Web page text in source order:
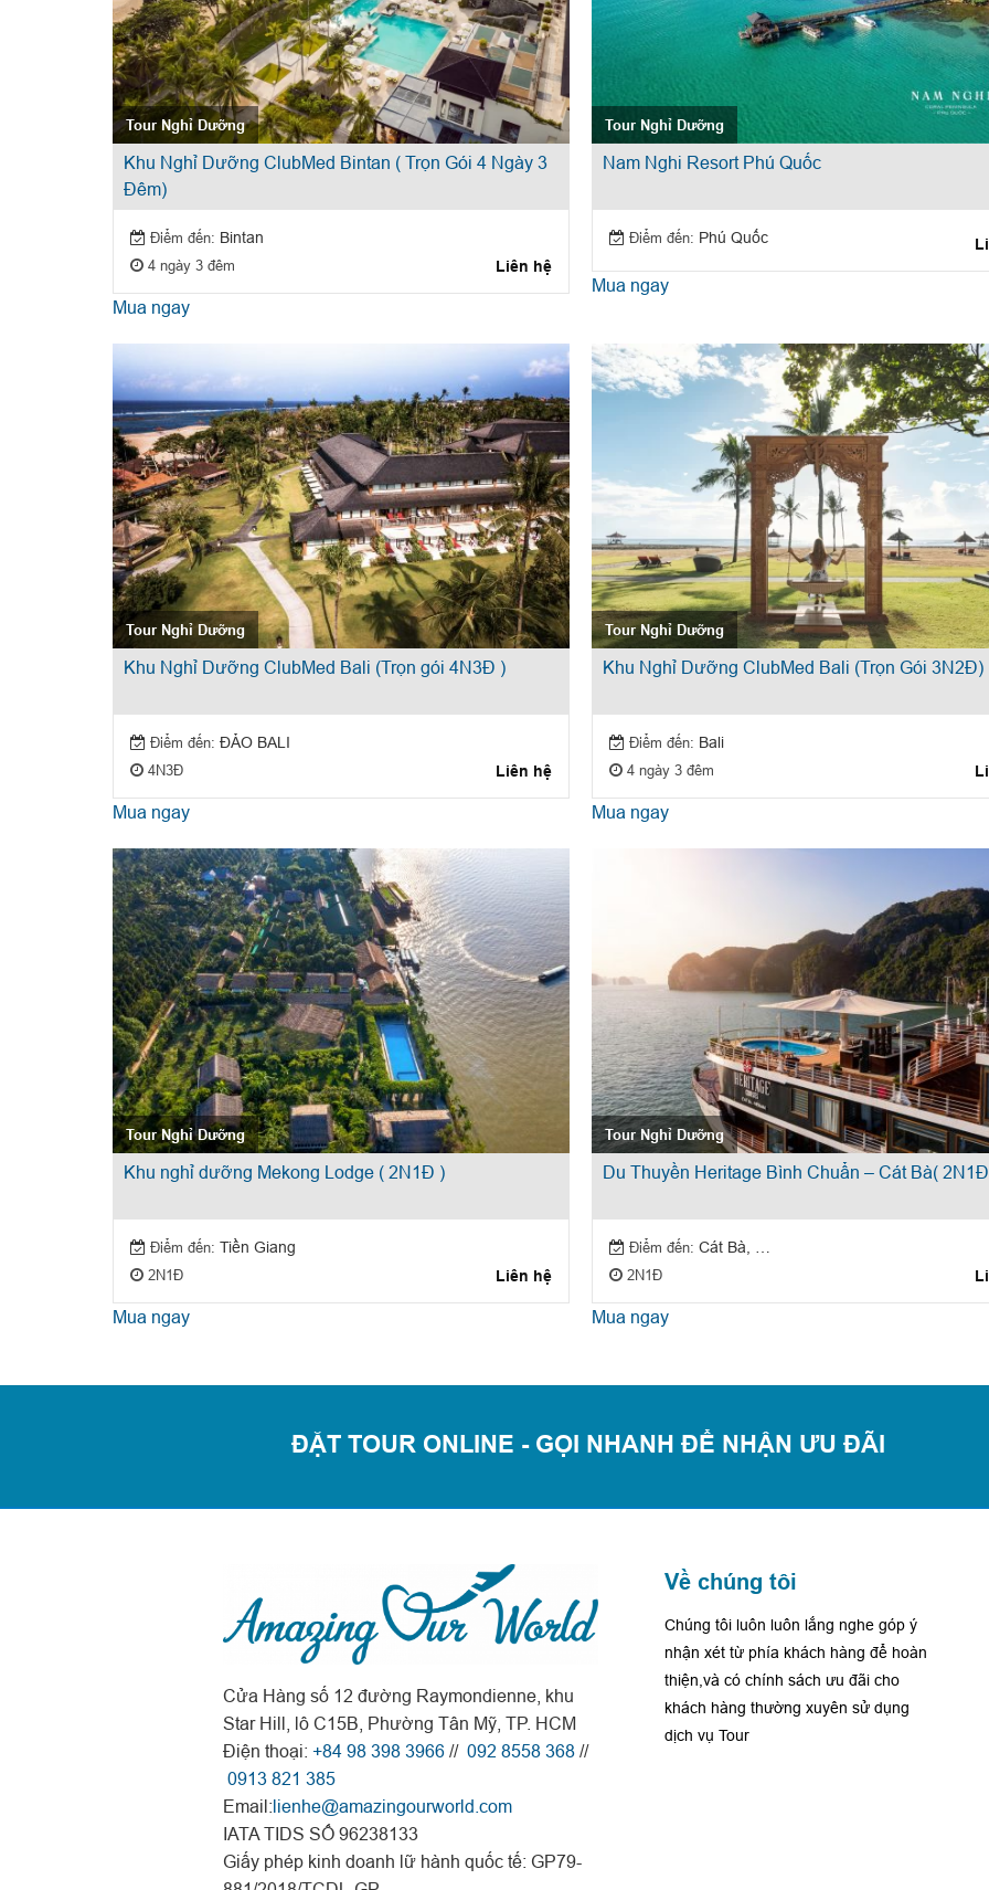
Tour Nghỉ Dưỡng
Khu Nghỉ Dưỡng ClubMed Bintan ( Trọn Gói 4 Ngày 3
Đêm)
Điểm đến: Bintan
4 ngày 3 đêm
Liên hệ
Mua ngay
Tour Nghỉ Dưỡng
Nam Nghi Resort Phú Quốc
Điểm đến: Phú Quốc
Mua ngay
Tour Nghỉ Dưỡng
Khu Nghỉ Dưỡng ClubMed Bali (Trọn gói 4N3Đ )
Điểm đến: ĐẢO BALI
4N3Đ
Liên hệ
Mua ngay
Tour Nghỉ Dưỡng
Khu Nghỉ Dưỡng ClubMed Bali (Trọn Gói 3N2Đ)
Điểm đến: Bali
4 ngày 3 đêm
Mua ngay
Tour Nghỉ Dưỡng
Khu nghỉ dưỡng Mekong Lodge ( 2N1Đ )
Điểm đến: Tiền Giang
2N1Đ
Liên hệ
Mua ngay
Tour Nghỉ Dưỡng
Du Thuyền Heritage Bình Chuẩn – Cát Bà(
Điểm đến: Cát Bà, Hạ Long
2N1Đ
Mua ngay
ĐẶT TOUR ONLINE - GỌI NHANH ĐỂ NHẬN ƯU ĐÃI
Cửa Hàng số 12 đường Raymondienne, khu
Star Hill, lô C15B, Phường Tân Mỹ, TP. HCM
Điện thoại: +84 98 398 3966 // 092 8558 368 //
0913 821 385
Email:lienhe@amazingourworld.com
IATA TIDS SỐ 96238133
Giấy phép kinh doanh lữ hành quốc tế: GP79-
Về chúng tôi
Chúng tôi luôn luôn lắng nghe góp ý
nhận xét từ phía khách hàng để hoàn
thiện,và có chính sách ưu đãi cho
khách hàng thường xuyên sử dụng
dịch vụ Tour